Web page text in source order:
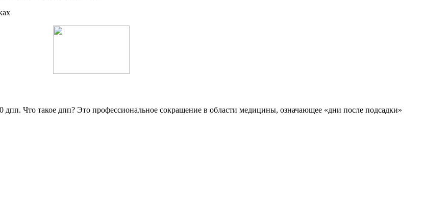
Что такое дпп? Это профессиональное сокращение в области медицины, означающее «дни после подсадки»